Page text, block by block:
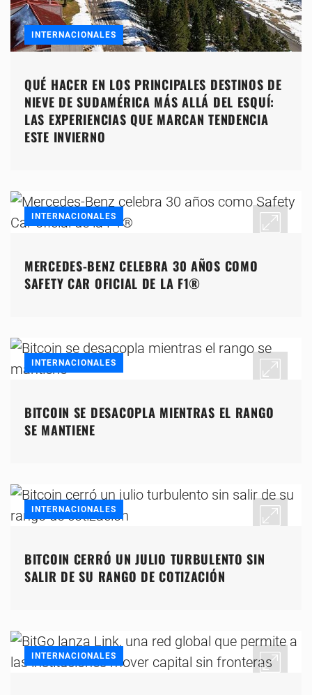
INTERNACIONALES
QUÉ HACER EN LOS PRINCIPALES DESTINOS DE
NIEVE DE SUDAMÉRICA MÁS ALLÁ DEL ESQUÍ:
LAS EXPERIENCIAS QUE MARCAN TENDENCIA
ESTE INVIERNO
INTERNACIONALES
MERCEDES-BENZ CELEBRA 30 AÑOS COMO
SAFETY CAR OFICIAL DE LA F1®
INTERNACIONALES
BITCOIN SE DESACOPLA MIENTRAS EL RANGO
SE MANTIENE
INTERNACIONALES
BITCOIN CERRÓ UN JULIO TURBULENTO SIN
SALIR DE SU RANGO DE COTIZACIÓN
INTERNACIONALES